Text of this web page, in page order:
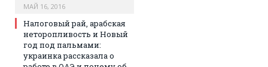
МАЙ 16, 2016
Налоговый рай, арабская
неторопливость и Новый
год под пальмами:
украинка рассказала о